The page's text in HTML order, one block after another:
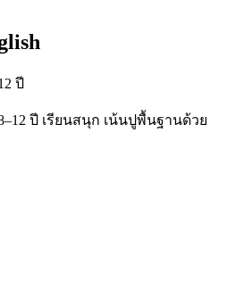
ปี
ปี เรียนสนุก เน้นปูพื้นฐานด้วย